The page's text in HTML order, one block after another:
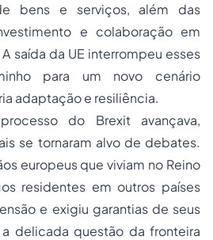
bens e serviços, além das
e colaboração em
saída da UE interrompeu esses
para um novo cenário
adaptação e resiliência.
do Brexit avançava,
se tornaram alvo de debates.
europeus que viviam no Reino
residentes em outros países
e exigiu garantias de seus
delicada questão da fronteira